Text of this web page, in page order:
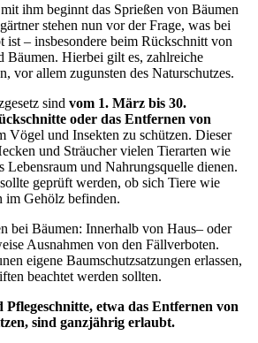
it ihm beginnt das Sprießen von Bäumen
rtnerstehen nun vor derFrage, was bei
t ist – insbesondere beim Rückschnitt von
Bäumen. Hierbei gilt es, zahlreiche
, vor allem zugunsten des Naturschutzes.
sind vom 1. März bis 30.
oder das Entfernen von
Vögel und Insekten zu schützen. Dieser
ken und Sträuchervielen Tierarten wie
Lebensraum und Nahrungsquelle dienen.
sollte geprüft werden, ob sich Tiere wie
im Gehölz befinden.
bei Bäumen: Innerhalb von Haus– oder
Ausnahmen von den Fällverboten.
eigene Baumschutzsatzungen erlassen,
beachtet werden sollten.
Pflegeschnitte, etwa das Entfernen von
tzen, sind ganzjährig erlaubt.